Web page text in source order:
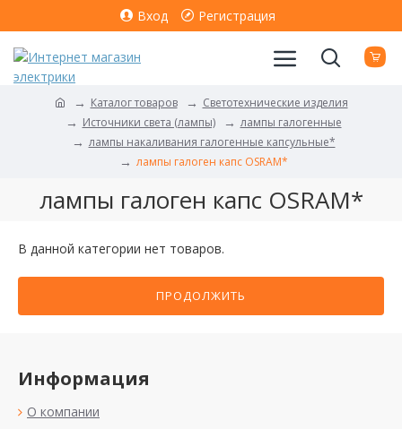
Вход Регистрация
Каталог товаров
Светотехнические изделия
Источники света (лампы)
лампы галогенные
лампы накаливания галогенные капсульные*
лампы галоген капс OSRAM*
лампы галоген капс OSRAM*
В данной категории нет товаров.
ПРОДОЛЖИТЬ
Информация
О компании